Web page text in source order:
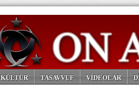
KÜLTÜR TASAVVUF VİDEOLAR